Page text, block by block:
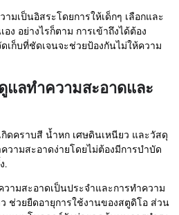
มเป็นอิสระโดยการให้เด็กๆ เลือกและ
ง อย่างไรก็ตาม การเข้าถึงได้ต้อง
เก็บที่ชัดเจนจะช่วยป้องกันไม่ให้ความ
แลทำความสะอาดและ
ดคราบสี น้ำหก เศษดินเหนียว และวัสดุ
วามสะอาดง่ายโดยไม่ต้องมีการบำบัด
.
ามสะอาดเป็นประจำและการทำความ
ช่วยยืดอายุการใช้งานของสตูดิโอ ส่วน